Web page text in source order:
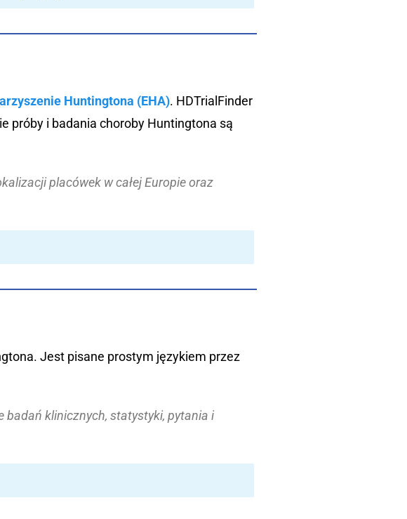
Huntingtona (EHA). HDTrialFinder
próby i badania choroby Huntingtona są
placówek w całej Europie oraz
Jest pisane prostym językiem przez
klinicznych, statystyki, pytania i